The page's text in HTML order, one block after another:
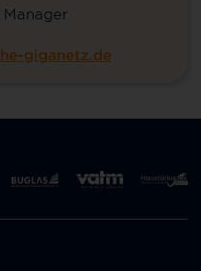
giganetz.de